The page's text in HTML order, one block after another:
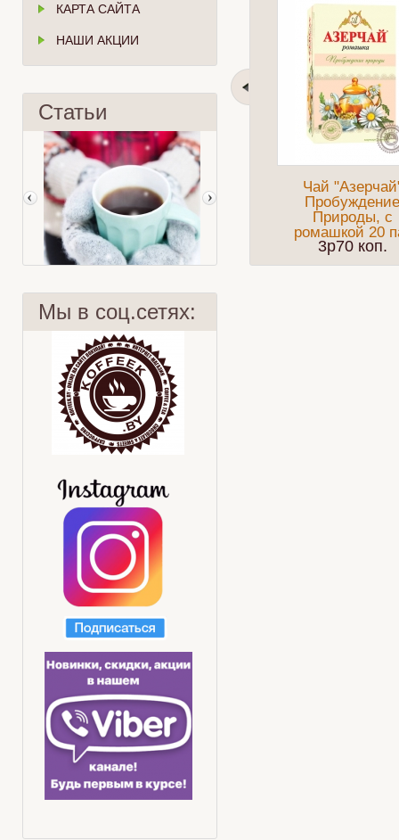
КАРТА САЙТА
НАШИ АКЦИИ
Статьи
9 заблуждений
Мы в соц.сетях:
Чай
Природы, с
ромашкой 20
3p70 коп.